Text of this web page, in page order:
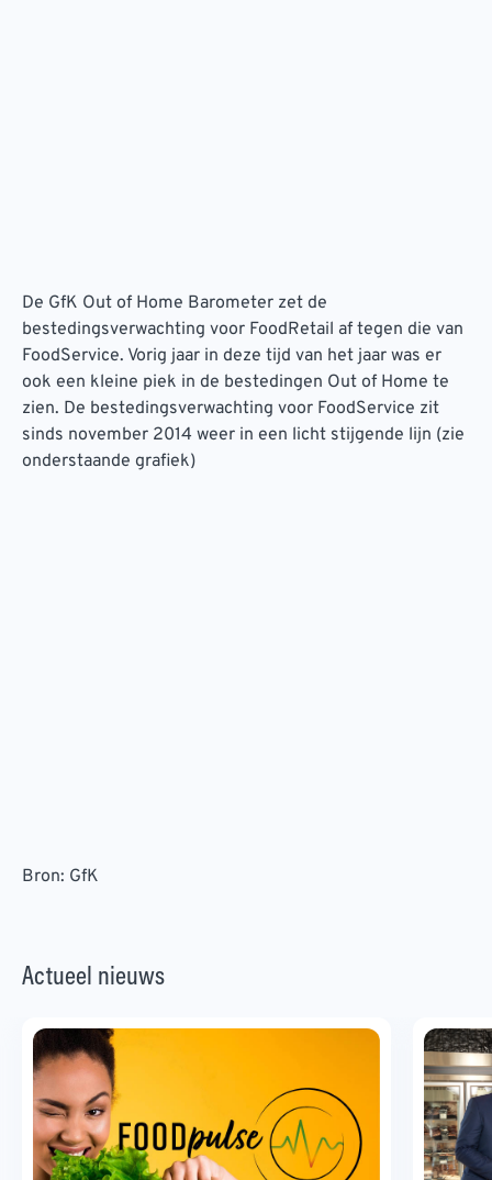
De GfK Out of Home Barometer zet de
bestedingsverwachting voor FoodRetail af tegen die van
FoodService. Vorig jaar in deze tijd van het jaar was er
ook een kleine piek in de bestedingen Out of Home te
zien. De bestedingsverwachting voor FoodService zit
sinds november 2014 weer in een licht stijgende lijn (zie
onderstaande grafiek)
Bron: GfK
Actueel nieuws